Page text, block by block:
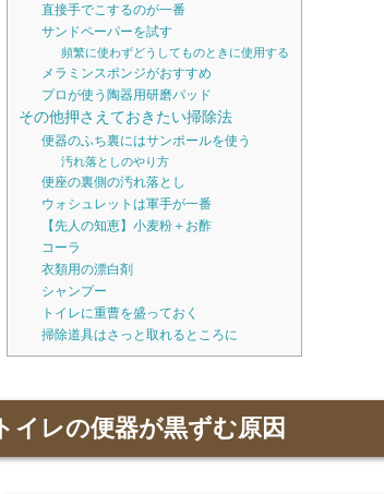
直接手でこするのが一番
サンドペーパーを試す
頻繁に使わずどうしてものときに使用する
メラミンスポンジがおすすめ
プロが使う陶器用研磨パッド
その他押さえておきたい掃除法
便器のふち裏にはサンポールを使う
汚れ落としのやり方
便座の裏側の汚れ落とし
ウォシュレットは軍手が一番
【先人の知恵】小麦粉＋お酢
コーラ
衣類用の漂白剤
シャンプー
トイレに重曹を盛っておく
掃除道具はさっと取れるところに
トイレの便器が黒ずむ原因